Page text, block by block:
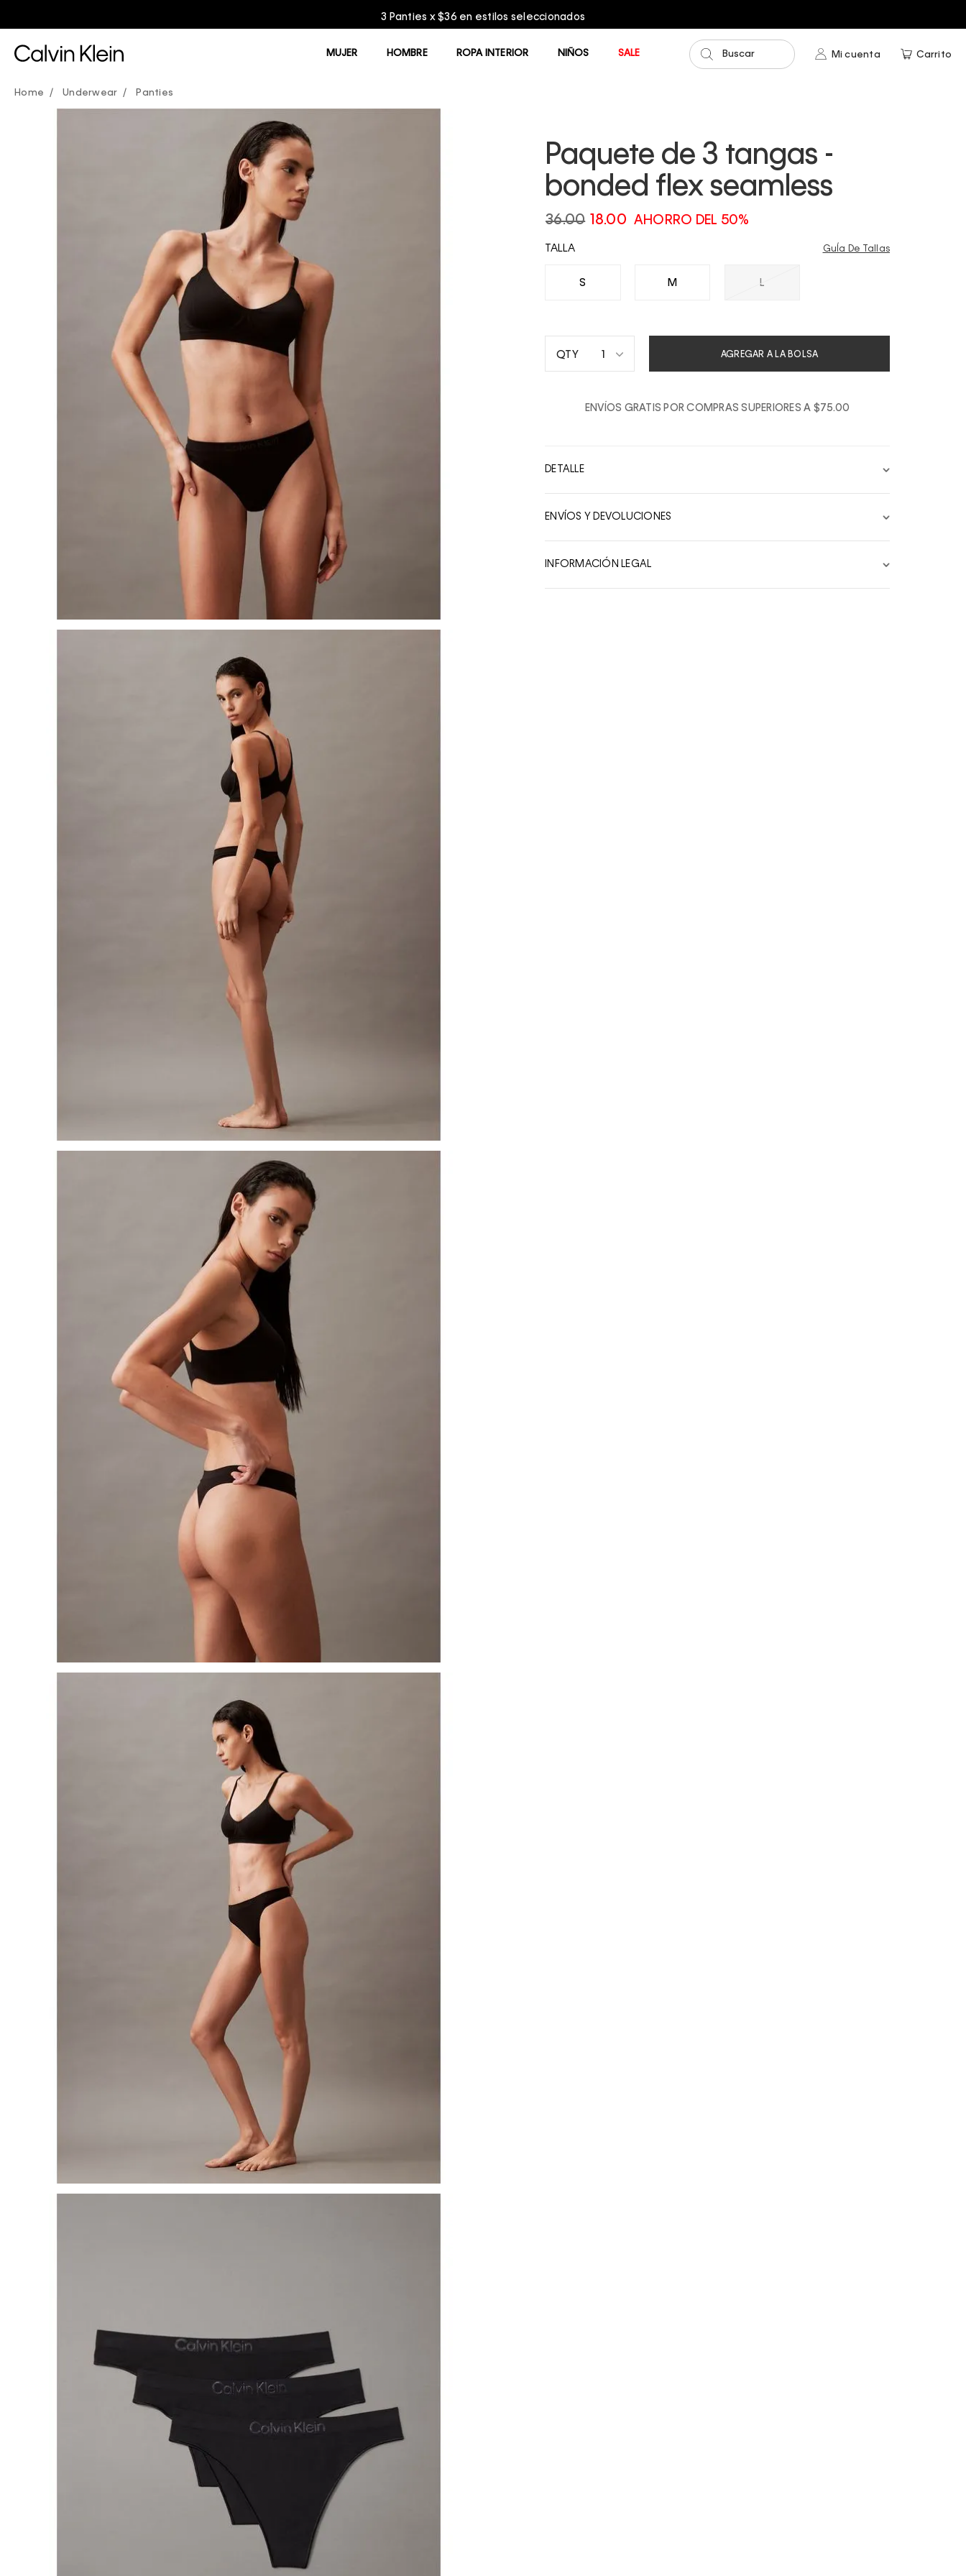
3 Panties x $36 en estilos seleccionados
Buscar Mi cuenta Carrito
MUJER HOMBRE ROPA INTERIOR NIÑOS SALE
Underwear Panties
Paquete de 3 tangas -
bonded flex seamless
36.00 18.00 AHORRO DEL 50%
TALLA
S M L
GuÍa De Tallas
QTY 1
5
10
AGREGAR A LA BOLSA
ENVÍOS GRATIS POR COMPRAS SUPERIORES A $75.00
DETALLE
ENVÍOS Y DEVOLUCIONES
INFORMACIÓN LEGAL